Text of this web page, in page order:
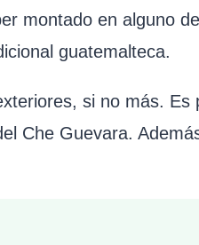
montado en alguno
guatemalteca.
si no más.
Che Guevara.